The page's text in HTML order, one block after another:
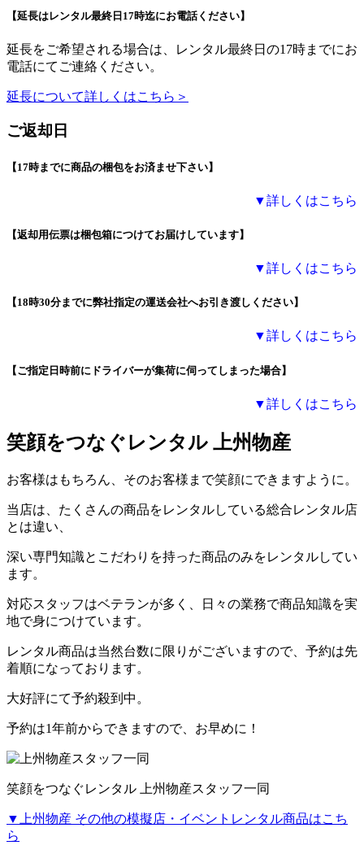
【延長はレンタル最終日17時迄にお電話ください】
延長をご希望される場合は、レンタル最終日の17時までにお
電話にてご連絡ください。
延長について詳しくはこちら＞
ご返却日
【17時までに商品の梱包をお済ませ下さい】
▼詳しくはこちら
【返却用伝票は梱包箱につけてお届けしています】
▼詳しくはこちら
【18時30分までに弊社指定の運送会社へお引き渡しください】
▼詳しくはこちら
【ご指定日時前にドライバーが集荷に伺ってしまった場合】
▼詳しくはこちら
笑顔をつなぐレンタル 上州物産
お客様はもちろん、そのお客様まで笑顔にできますように。
当店は、たくさんの商品をレンタルしている総合レンタル店
とは違い、
深い専門知識とこだわりを持った商品のみをレンタルしてい
ます。
対応スタッフはベテランが多く、日々の業務で商品知識を実
地で身につけています。
レンタル商品は当然台数に限りがございますので、予約は先
着順になっております。
大好評にて予約殺到中。
予約は1年前からできますので、お早めに！
笑顔をつなぐレンタル 上州物産スタッフ一同
▼上州物産 その他の模擬店・イベントレンタル商品はこち
ら